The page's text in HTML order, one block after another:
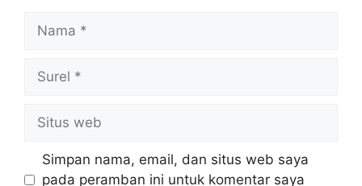
web
Simpan nama, email, dan situs web saya
pada peramban ini untuk komentar saya